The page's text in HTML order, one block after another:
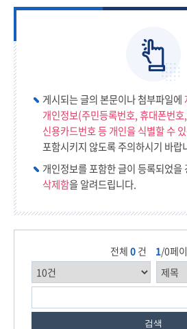
게시되는 글의 본문이나 첨부파일에
개인정보(주민등록번호, 휴대폰번
신용카드번호 등 개인을 식별할 수
포함시키지 않도록 주의하시기 바랍
개인정보를 포함한 글이 등록되었을
삭제함을 알려드립니다.
전체 0 건 1/0페
검색